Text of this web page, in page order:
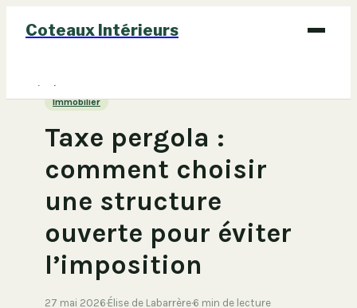
Coteaux Intérieurs
Bricolage
Immobilier
Taxe pergola :
comment choisir
une structure
ouverte pour éviter
l’imposition
27 mai 2026·Élise de Labarrère·6 min de lecture